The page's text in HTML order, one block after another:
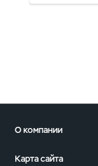
О компании
Карта сайта